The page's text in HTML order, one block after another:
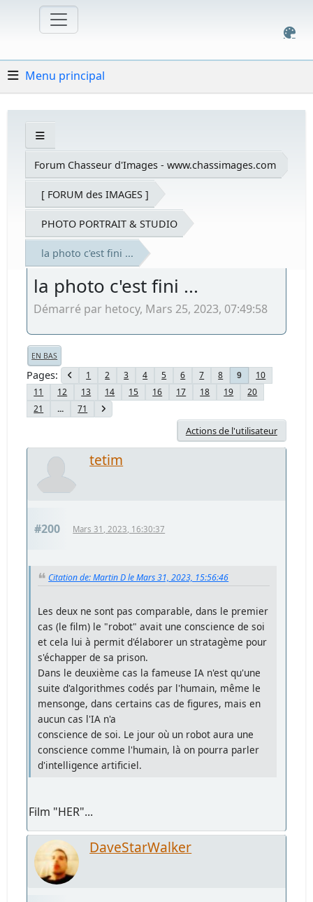
Menu principal
Forum Chasseur d'Images - www.chassimages.com
[ FORUM des IMAGES ]
PHOTO PORTRAIT & STUDIO
la photo c'est fini ...
la photo c'est fini ...
Démarré par hetocy, Mars 25, 2023, 07:49:58
EN BAS
Pages 1 2 3 4 5 6 7 8 9
10
11
12 13 14 15 16 17 18 19
20
21
... 71
Actions de l'utilisateur
tetim
#200 Mars 31, 2023, 16:30:37
Citation de: Martin D le Mars 31, 2023, 15:56:46
Les deux ne sont pas comparable, dans le premier
cas (le film) le "robot" avait une conscience de soi
et cela lui à permit d'élaborer un stratagème pour
s'échapper de sa prison.
Dans le deuxième cas la fameuse IA n'est qu'une
suite d'algorithmes codés par l'humain, même le
mensonge, dans certains cas de figures, mais en
aucun cas l'IA n'a
conscience de soi. Le jour où un robot aura une
conscience comme l'humain, là on pourra parler
d'intelligence artificiel.
Film "HER"...
DaveStarWalker